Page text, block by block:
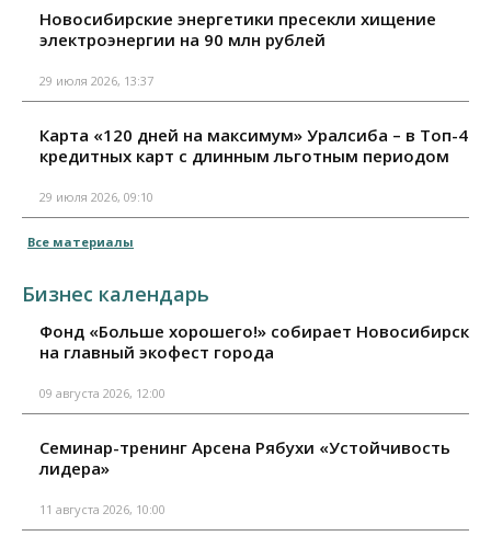
Новосибирские энергетики пресекли хищение
электроэнергии на 90 млн рублей
29 июля 2026, 13:37
Карта «120 дней на максимум» Уралсиба – в Топ-4
кредитных карт с длинным льготным периодом
29 июля 2026, 09:10
Все материалы
Бизнес календарь
Фонд «Больше хорошего!» собирает Новосибирск
на главный экофест города
09 августа 2026, 12:00
Семинар-тренинг Арсена Рябухи «Устойчивость
лидера»
11 августа 2026, 10:00